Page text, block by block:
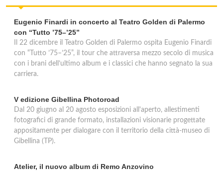
Eugenio Finardi in concerto al Teatro Golden di Palermo
con “Tutto ’75–’25”
Il 22 dicembre il Teatro Golden di Palermo ospita Eugenio Finardi
con “Tutto ’75–’25”, il tour che attraversa mezzo secolo di musica
con i brani dell’ultimo album e i classici che hanno segnato la sua
carriera.
V edizione Gibellina Photoroad
Dal 20 giugno al 20 agosto esposizioni all'aperto, allestimenti
fotografici di grande formato, installazioni visionarie progettate
appositamente per dialogare con il territorio della città-museo di
Gibellina (TP).
Atelier, il nuovo album di Remo Anzovino